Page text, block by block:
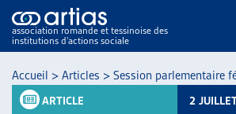
association romande et tessinoise des
institutions d’actions sociale
Accueil > Articles > Session parlementaire
ARTICLE 2